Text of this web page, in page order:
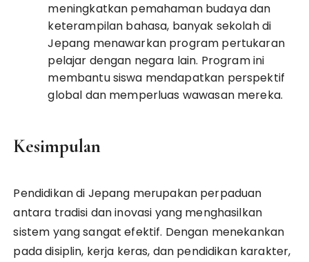
meningkatkan pemahaman budaya dan
keterampilan bahasa, banyak sekolah di
Jepang menawarkan program pertukaran
pelajar dengan negara lain. Program ini
membantu siswa mendapatkan perspektif
global dan memperluas wawasan mereka.
Kesimpulan
Pendidikan di Jepang merupakan perpaduan
antara tradisi dan inovasi yang menghasilkan
sistem yang sangat efektif. Dengan menekankan
pada disiplin, kerja keras, dan pendidikan karakter,